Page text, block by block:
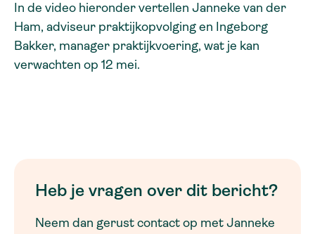
In de video hieronder vertellen Janneke van der
Ham, adviseur praktijkopvolging en Ingeborg
Bakker, manager praktijkvoering, wat je kan
verwachten op 12 mei.
Heb je vragen over dit bericht?
Neem dan gerust contact op met Janneke